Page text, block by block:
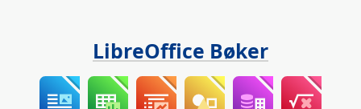
LibreOffice Bøker